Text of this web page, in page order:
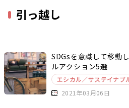
引っ越し
SDGsを意識して移動
ルアクション5選
エシカル／サステイナブ
2021年03月06日